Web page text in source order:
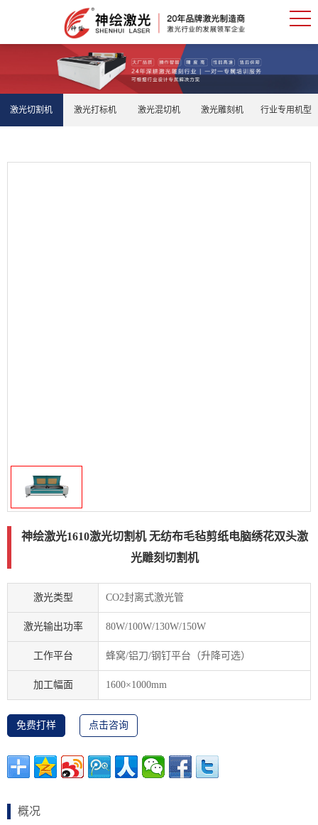
激光切割机 激光打标机 激光混切机 激光雕刻机 行业专用机型
神绘激光1610激光切割机 无纺布毛毡剪纸电脑绣花双头激
光雕刻切割机
激光类型 CO2封离式激光管
激光输出功率 80W/100W/130W/150W
工作平台 蜂窝/铝刀/钢钉平台（升降可选）
加工幅面 1600×1000mm
免费打样 点击咨询
概况